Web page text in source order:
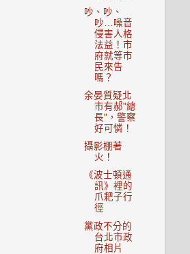
吵、吵、
吵…噪音
侵害人格
法益！市
府就等市
民來告
嗎？
余晏質疑北
市有郝"總
長"，警察
好可憐！
攝影棚著
火！
《波士頓通
訊》裡的
爪耙子行
徑
黨政不分的
台北市政
府相片